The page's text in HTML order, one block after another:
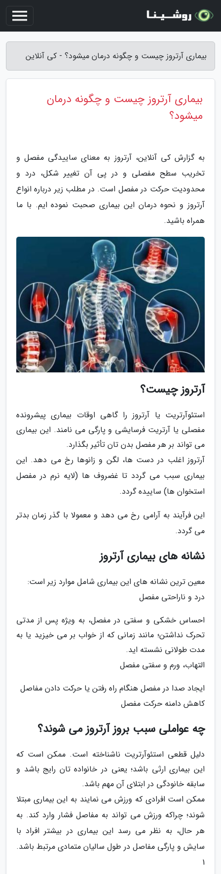
بیماری آرتروز چیست و چگونه درمان میشود؟ - کی آنلاین
بیماری آرتروز چیست و چگونه درمان
میشود؟
به گزارش کی آنلاین، آرتروز به معنای ساییدگی مفصل و
تخریب سطح مفصلی و در پی آن تغییر شکل، درد و
محدودیت حرکت در مفصل است. در مطلب زیر درباره انواع
آرتروز و نحوه درمان این بیماری صحبت نموده ایم. با ما
همراه باشید.
آرتروز چیست؟
استئوآرتریت یا آرتروز را گاهی اوقات بیماری پیشرونده
مفصلی یا آرتریت فرسایشی و پارگی می نامند. این بیماری
می تواند بر هر مفصل بدن تان تأثیر بگذارد.
آرتروز اغلب در دست ها، لگن و زانوها رخ می دهد. این
بیماری سبب می گردد تا غضروف ها (لایه نرم در مفصل
استخوان ها) ساییده گردد.
این فرآیند به آرامی رخ می دهد و معمولا با گذر زمان بدتر
می گردد.
نشانه های بیماری آرتروز
معین ترین نشانه های این بیماری شامل موارد زیر است:
درد و ناراحتی مفصل
احساس خشکی و سفتی در مفصل، به ویژه پس از مدتی
تحرک نداشتن؛ مانند زمانی که از خواب بر می خیزید یا به
مدت طولانی نشسته اید.
التهاب، ورم و سفتی مفصل
ایجاد صدا در مفصل هنگام راه رفتن یا حرکت دادن مفاصل
کاهش دامنه حرکت مفصل
چه عواملی سبب بروز آرتروز می شوند؟
دلیل قطعی استئوآرتریت ناشناخته است. ممکن است که
این بیماری ارثی باشد؛ یعنی در خانواده تان رایج باشد و
سابقه خانودگی در ابتلای آن مهم باشد.
ممکن است افرادی که ورزش می نمایند به این بیماری مبتلا
شوند؛ چراکه ورزش می تواند به مفاصل فشار وارد کند. به
هر حال، به نظر می رسد این بیماری در بیشتر افراد با
سایش و پارگی مفاصل در طول سالیان متمادی مرتبط باشد.
1